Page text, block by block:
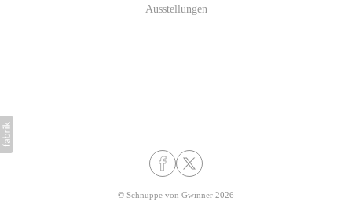
Ausstellungen
© Schnuppe von Gwinner 2026